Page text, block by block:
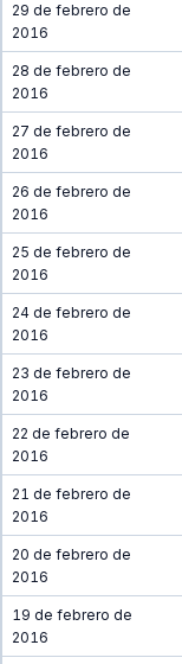
29 de febrero de
2016
28 de febrero de
2016
27 de febrero de
2016
26 de febrero de
2016
25 de febrero de
2016
24 de febrero de
2016
23 de febrero de
2016
22 de febrero de
2016
21 de febrero de
2016
20 de febrero de
2016
19 de febrero de
2016